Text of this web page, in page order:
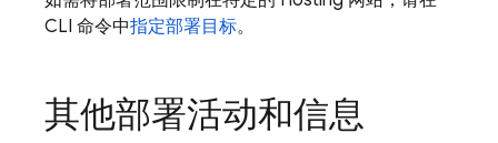
CLI 命令中指定部署目标。
其他部署活动和信息